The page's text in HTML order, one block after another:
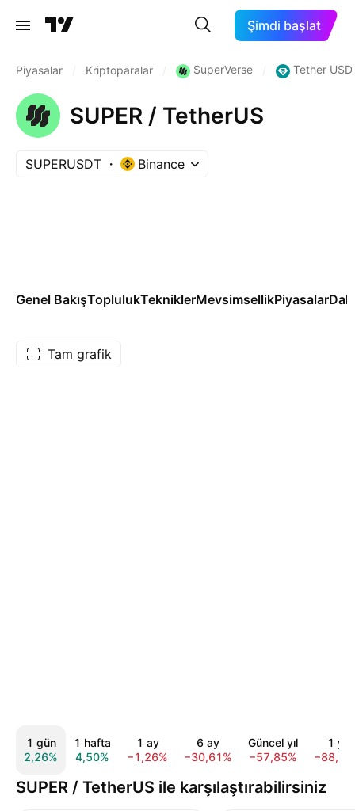
Şimdi başlat
Piyasalar Kriptoparalar SuperVerse Tether
SUPER / TetherUS
SUPERUSDT Binance
Genel BakışToplulukTekniklerMevsimsellikPiyasalar
Tam grafik
1 gün
2,26%
1 hafta
4,50%
1 ay
−1,26%
6 ay
−30,61%
Güncel yıl
−57,85%
1 yıl
SUPER / TetherUS ile karşılaştırabilirsiniz